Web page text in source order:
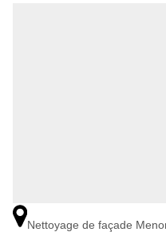
Nettoyage de façade